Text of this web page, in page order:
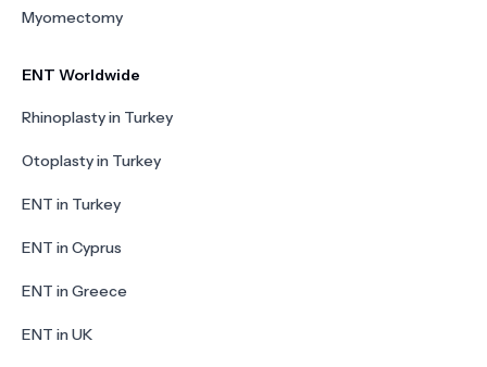
Myomectomy
ENT Worldwide
Rhinoplasty in Turkey
Otoplasty in Turkey
ENT in Turkey
ENT in Cyprus
ENT in Greece
ENT in UK